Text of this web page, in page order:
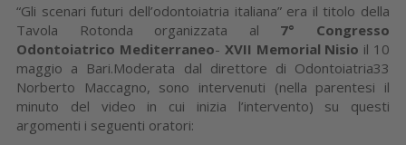
“Gli scenari futuri dell’odontoiatria italiana” era il titolo della
Tavola Rotonda organizzata al 7° Congresso
Odontoiatrico Mediterraneo- XVII Memorial Nisio il 10
maggio a Bari.Moderata dal direttore di Odontoiatria33
Norberto Maccagno, sono intervenuti (nella parentesi il
minuto del video in cui inizia l’intervento) su questi
argomenti i seguenti oratori: